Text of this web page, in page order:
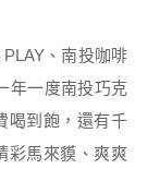
、南投咖啡
年一度南投巧克
喝到飽，還有千
彩馬來貘、爽爽